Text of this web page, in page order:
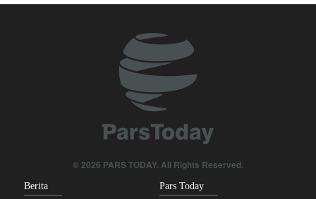
Legislator Iran: AS Akan Segera Diusir dari Kawasan dan Semua
Dua Orang di UEA Ditahan karena Sebarkan Foto Ledakan Jebel
© 2026 PARS TODAY. All Rights Reserved.
Berita Pars Today